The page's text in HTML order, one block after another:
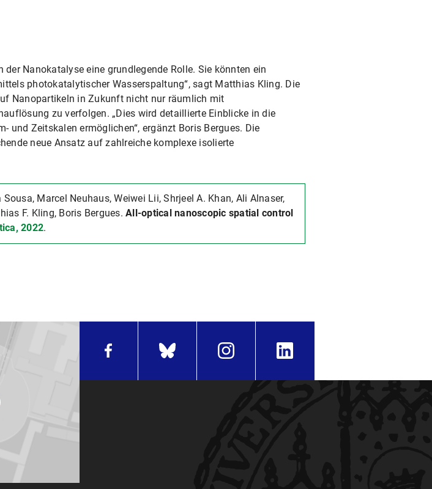
Nanokatalyse eine grundlegende Rolle. Sie könnten ein
photokatalytischer Wasserspaltung“, sagt Matthias Kling. Die
Nanopartikeln in Zukunft nicht nur räumlich mit
zu verfolgen. „Dies wird detaillierte Einblicke in die
und Zeitskalen ermöglichen“, ergänzt Boris Bergues. Die
neue Ansatz auf zahlreiche komplexe isolierte
Marcel Neuhaus, Weiwei Lii, Shrjeel A. Khan, Ali Alnaser,
F. Kling, Boris Bergues.All-optical nanoscopic spatial control
2022.